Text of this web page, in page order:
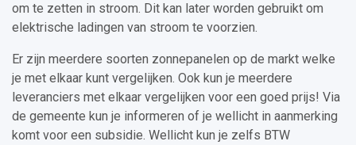
om te zetten in stroom. Dit kan later worden gebruikt om
elektrische ladingen van stroom te voorzien.
Er zijn meerdere soorten zonnepanelen op de markt welke
je met elkaar kunt vergelijken. Ook kun je meerdere
leveranciers met elkaar vergelijken voor een goed prijs! Via
de gemeente kun je informeren of je wellicht in aanmerking
komt voor een subsidie. Wellicht kun je zelfs BTW